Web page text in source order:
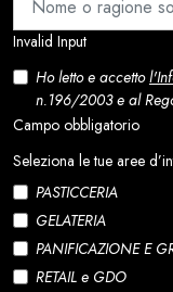
Invalid Input
Ho letto e accetto
n.196/2003 e al
Campo obbligatorio
Seleziona le tue aree
PASTICCERIA
GELATERIA
PANIFICAZIONE E
RETAIL e GDO